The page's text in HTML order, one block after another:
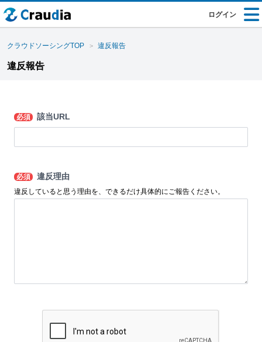
ログイン
クラウドソーシングTOP 違反報告
違反報告
必須 該当URL
必須 違反理由
違反していると思う理由を、できるだけ具体的にご報告ください。